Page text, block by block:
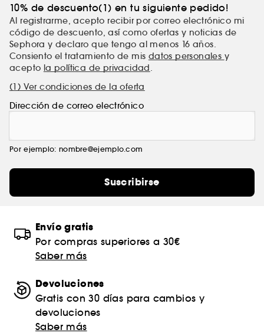
10% de descuento(1) en tu siguiente pedido!
Al registrarme, acepto recibir por correo electrónico mi
código de descuento, así como ofertas y noticias de
Sephora y declaro que tengo al menos 16 años.
Consiento el tratamiento de mis datos personales y
acepto la política de privacidad.
(1) Ver condiciones de la oferta
Dirección de correo electrónico
Por ejemplo: nombre@ejemplo.com
Suscribirse
Envío gratis
Por compras superiores a 30€
Saber más
Devoluciones
Gratis con 30 días para cambios y
devoluciones
Saber más